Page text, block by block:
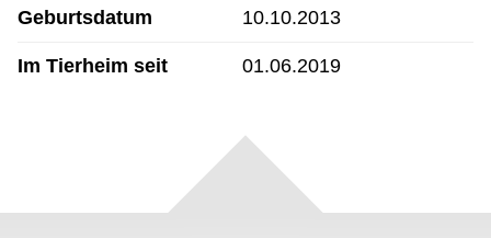
Geburtsdatum 10.10.2013
Im Tierheim seit 01.06.2019